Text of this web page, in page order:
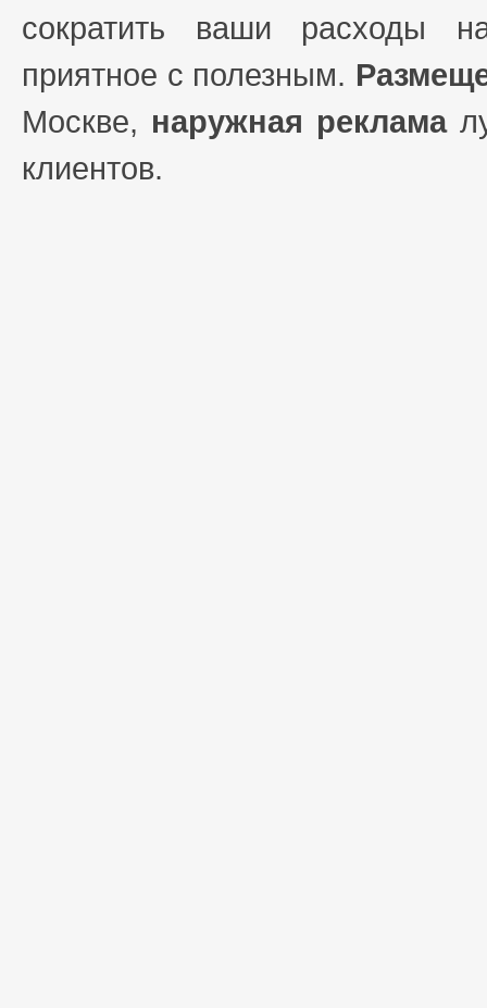
сократить ваши расходы
приятное с полезным.
Москве, наружная реклама
клиентов.